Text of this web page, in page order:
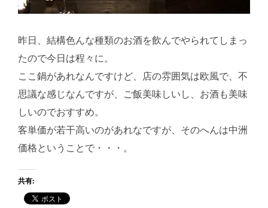
昨日、結構色んな種類のお酒を飲んでやられてしまっ
たので今日は程々に。
ここ鍋があれなんですけど、店の雰囲気は欧風で、不
思議な感じなんですが、ご飯美味しいし、お酒も美味
しいのでおすすめ。
客単価が若干高いのがあれなですが、そのへんは中洲
価格ということで・・・。
共有: